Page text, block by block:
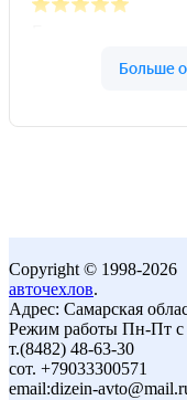
Copyright © 1998-2026
авточехлов.
Адрес: Самарская
Режим работы Пн-Пт с
т.(8482) 48-63-30
сот. +79033300571
email:dizein-